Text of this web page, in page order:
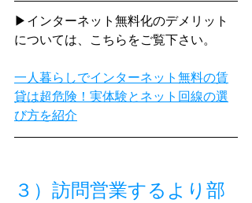
▶インターネット無料化のデメリット
については、こちらをご覧下さい。
一人暮らしでインターネット無料の賃
貸は超危険！実体験とネット回線の選
び方を紹介
３）訪問営業するより部